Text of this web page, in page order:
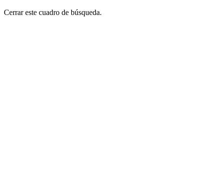
Cerrar este cuadro de búsqueda.